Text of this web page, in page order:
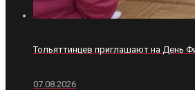
Тольяттинцев приглашают на День
07.08.2026